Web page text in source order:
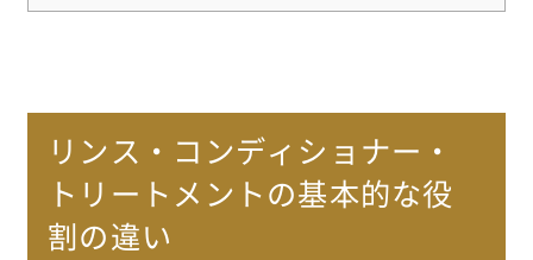
リンス・コンディショナー・
トリートメントの基本的な役
割の違い